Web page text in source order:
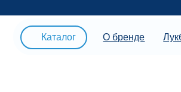
О бренде Лукбук
Каталог